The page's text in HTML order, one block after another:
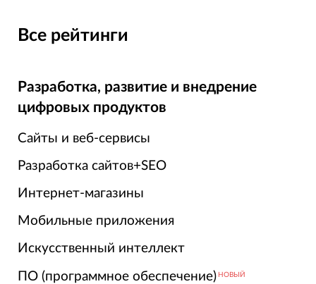
Все рейтинги
Разработка, развитие и внедрение
цифровых продуктов
Сайты и веб-сервисы
Разработка сайтов+SEO
Интернет-магазины
Мобильные приложения
Искусственный интеллект
ПО (программное обеспечение) НОВЫЙ